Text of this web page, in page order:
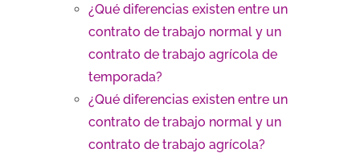
¿Qué diferencias existen entre un
contrato de trabajo normal y un
contrato de trabajo agrícola de
temporada?
¿Qué diferencias existen entre un
contrato de trabajo normal y un
contrato de trabajo agrícola?